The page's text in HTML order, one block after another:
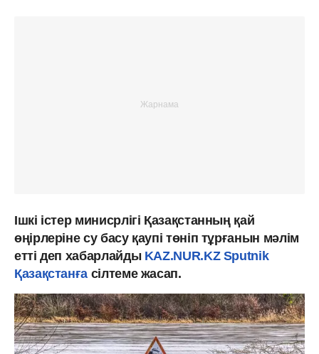
Ішкі істер минисрлігі Қазақстанның қай
өңірлеріне су басу қаупі төніп тұрғанын мәлім
етті деп хабарлайды KAZ.NUR.KZ Sputnik
Қазақстанға сілтеме жасап.